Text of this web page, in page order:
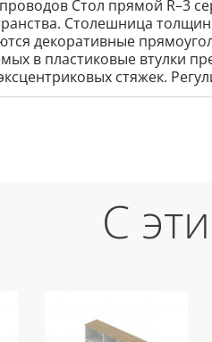
Стол прямой R–3
Столешница
декоративные
в пластиковые втулки
стяжек.
С